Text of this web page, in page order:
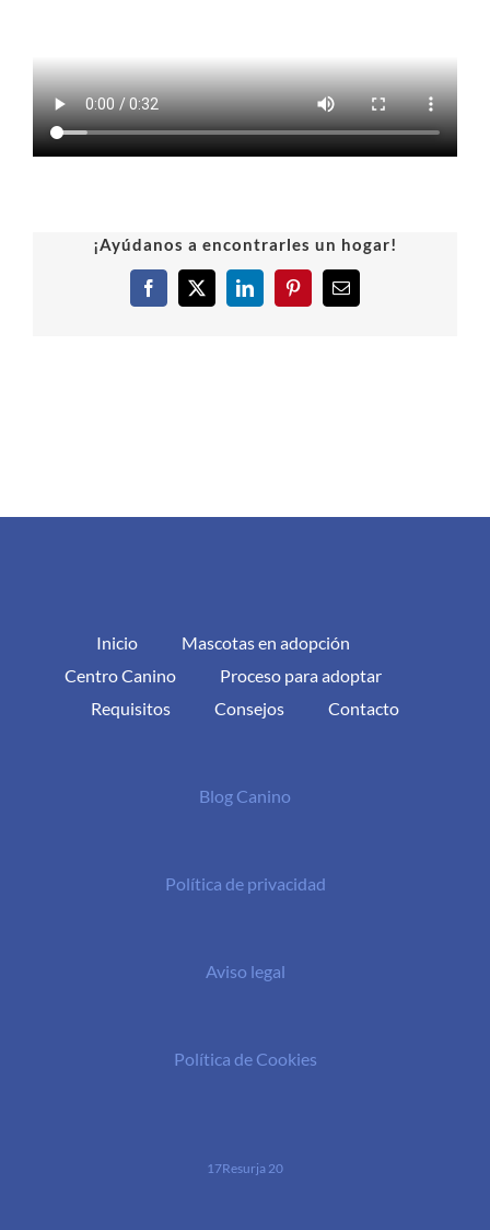
¡Ayúdanos a encontrarles un hogar!
Facebook
X LinkedInPinterestCorreo
Inicio
Mascotas en adopción
Centro Canino
Proceso para adoptar
Requisitos
Consejos Contacto
Blog Canino
Política de privacidad
Aviso legal
Política de Cookies
17Resurja 20